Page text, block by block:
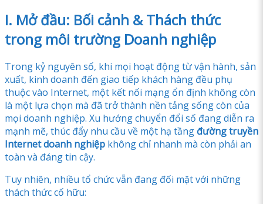
I. Mở đầu: Bối cảnh & Thách thức
trong môi trường Doanh nghiệp
Trong kỷ nguyên số, khi mọi hoạt động từ vận hành, sản
xuất, kinh doanh đến giao tiếp khách hàng đều phụ
thuộc vào Internet, một kết nối mạng ổn định không còn
là một lựa chọn mà đã trở thành nền tảng sống còn của
mọi doanh nghiệp. Xu hướng chuyển đổi số đang diễn ra
mạnh mẽ, thúc đẩy nhu cầu về một hạ tầng đường truyền
Internet doanh nghiệp không chỉ nhanh mà còn phải an
toàn và đáng tin cậy.
Tuy nhiên, nhiều tổ chức vẫn đang đối mặt với những
thách thức cố hữu: